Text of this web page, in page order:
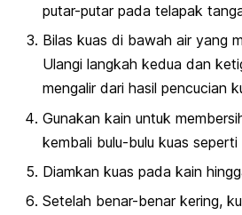
putar-putar pada telapak
Bilas kuas di bawah air yang
Ulangi langkah kedua dan
mengalir dari hasil pencucian
Gunakan kain untuk
kembali bulu-bulu kuas seperti
Diamkan kuas pada kain
Setelah benar-benar kering,